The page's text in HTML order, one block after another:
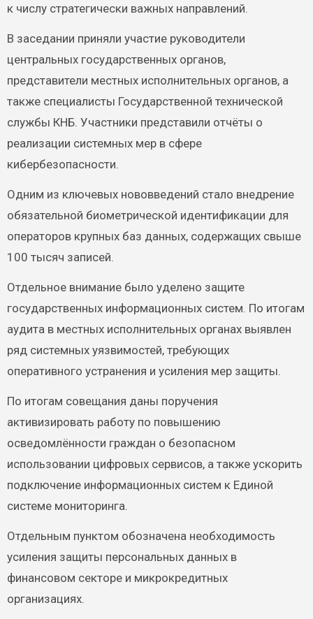
к числу стратегически важных направлений.
В заседании приняли участие руководители
центральных государственных органов,
представители местных исполнительных органов, а
также специалисты Государственной технической
службы КНБ. Участники представили отчёты о
реализации системных мер в сфере
кибербезопасности.
Одним из ключевых нововведений стало внедрение
обязательной биометрической идентификации для
операторов крупных баз данных, содержащих свыше
100 тысяч записей.
Отдельное внимание было уделено защите
государственных информационных систем. По итогам
аудита в местных исполнительных органах выявлен
ряд системных уязвимостей, требующих
оперативного устранения и усиления мер защиты.
По итогам совещания даны поручения
активизировать работу по повышению
осведомлённости граждан о безопасном
использовании цифровых сервисов, а также ускорить
подключение информационных систем к Единой
системе мониторинга.
Отдельным пунктом обозначена необходимость
усиления защиты персональных данных в
финансовом секторе и микрокредитных
организациях.